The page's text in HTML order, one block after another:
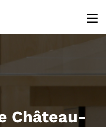
Château-